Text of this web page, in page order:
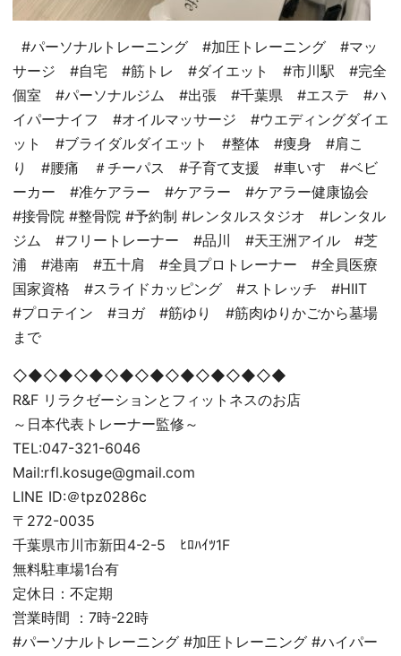
#パーソナルトレーニング #加圧トレーニング #マッ
サージ #自宅 #筋トレ #ダイエット #市川駅 #完全
個室 #パーソナルジム #出張 #千葉県 #エステ #ハ
イパーナイフ #オイルマッサージ #ウエディングダイエ
ット #ブライダルダイエット #整体 #痩身 #肩こ
り #腰痛 ＃チーパス #子育て支援 #車いす #ベビ
ーカー #准ケアラー #ケアラー #ケアラー健康協会
#接骨院 #整骨院 #予約制 #レンタルスタジオ #レンタル
ジム #フリートレーナー #品川 #天王洲アイル #芝
浦 #港南 #五十肩 #全員プロトレーナー #全員医療
国家資格 #スライドカッピング #ストレッチ #HIIT
#プロテイン #ヨガ #筋ゆり #筋肉ゆりかごから墓場
まで
◇◆◇◆◇◆◇◆◇◆◇◆◇◆◇◆◇◆
R&F リラクゼーションとフィットネスのお店
～日本代表トレーナー監修～
TEL:047-321-6046
Mail:rfl.kosuge@gmail.com
LINE ID:＠tpz0286c
〒272-0035
千葉県市川市新田4-2-5 ﾋﾛﾊｲﾂ1F
無料駐車場1台有
定休日：不定期
営業時間 ：7時-22時
#パーソナルトレーニング #加圧トレーニング #ハイパー